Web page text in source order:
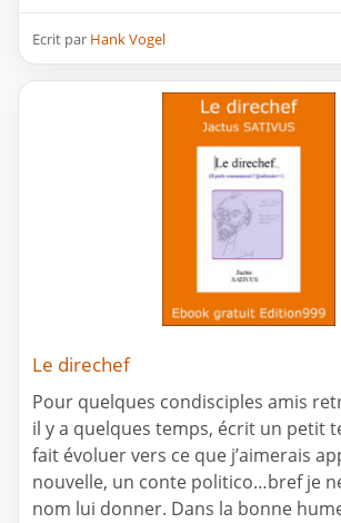
Ecrit par Hank Vogel
Le direchef
Pour quelques condisciples amis
il y a quelques temps, écrit un petit
fait évoluer vers ce que j’aimerais
nouvelle, un conte politico…bref je
nom lui donner. Dans la bonne